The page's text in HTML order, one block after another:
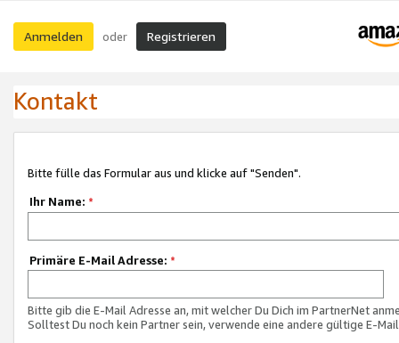
Anmelden oder Registrieren
Kontakt
Bitte fülle das Formular aus und klicke auf "Senden".
Ihr Name: *
Primäre E-Mail Adresse: *
Bitte gib die E-Mail Adresse an, mit welcher Du Dich im PartnerNet
Solltest Du noch kein Partner sein, verwende eine andere gültige E-